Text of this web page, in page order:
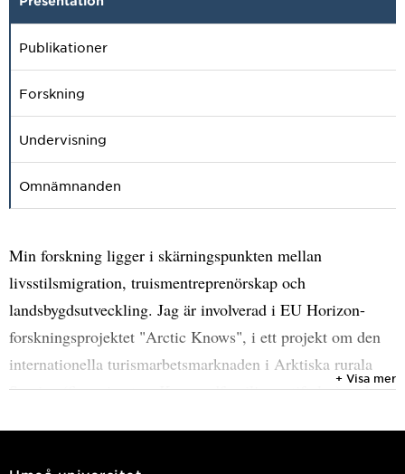
Publikationer
Forskning
Undervisning
Omnämnanden
Min forskning ligger i skärningspunkten mellan
livsstilsmigration, truismentreprenörskap och
landsbygdsutveckling. Jag är involverad i EU Horizon-
forskningsprojektet "Arctic Knows", i ett projekt om den
internationella turismarbetsmarknaden i Arktiska rurala
Sverige (finansierat av Kampradfamiljens stiftelse), och ett
+ Visa mer